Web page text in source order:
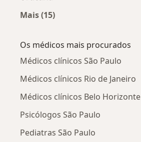
Mais (15)
Os médicos mais procurados
Médicos clínicos São Paulo
Médicos clínicos Rio de Janeiro
Médicos clínicos Belo Horizonte
Psicólogos São Paulo
Pediatras São Paulo